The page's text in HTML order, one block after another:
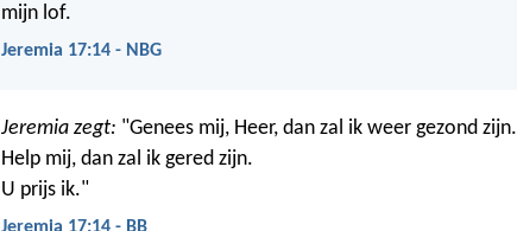
mijn lof.
Jeremia 17:14 - NBG
Jeremia zegt: "Genees mij, Heer, dan zal ik weer gezond zijn.
Help mij, dan zal ik gered zijn.
U prijs ik."
Jeremia 17:14 - BB